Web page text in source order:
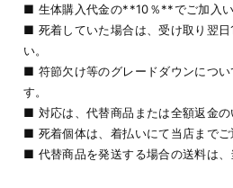
■ 生体購入代金の**10％**でご加入い
■ 死着していた場合は、受け取り翌
い。
■ 符節欠け等のグレードダウンについ
す。
■ 対応は、代替商品または全額返金の
■ 死着個体は、着払いにて当店までご
■ 代替商品を発送する場合の送料は、